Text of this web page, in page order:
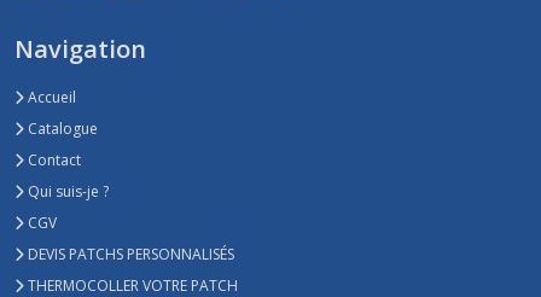
Navigation
Accueil
Catalogue
Contact
Qui suis-je ?
CGV
DEVIS PATCHS PERSONNALISÉS
THERMOCOLLER VOTRE PATCH